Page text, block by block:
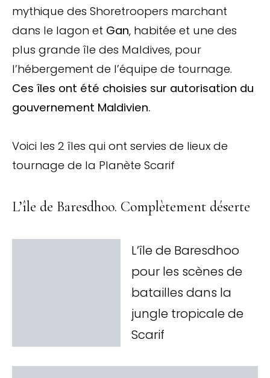
mythique des Shoretroopers marchant
dans le lagon et Gan, habitée et une des
plus grande île des Maldives, pour
l’hébergement de l’équipe de tournage.
Ces îles ont été choisies sur autorisation du
gouvernement Maldivien.
Voici les 2 îles qui ont servies de lieux de
tournage de la Planète Scarif
L’île de Baresdhoo. Complètement déserte
L’île de Baresdhoo
pour les scènes de
batailles dans la
jungle tropicale de
Scarif